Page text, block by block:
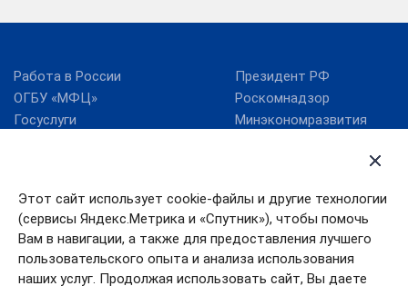
Этот сайт использует cookie-файлы и другие технологии
(сервисы Яндекс.Метрика и «Спутник»), чтобы помочь
Вам в навигации, а также для предоставления лучшего
пользовательского опыта и анализа использования
наших услуг. Продолжая использовать сайт, Вы даете
Работа в России
ОГБУ «МФЦ»
Госуслуги
Президент РФ
Роскомнадзор
Минэкономразвития
Правительство
Ивановской области
Правительство РФ
Карта сайта
Поиск по сайту
Губернатор Ивановской
области
Контакты